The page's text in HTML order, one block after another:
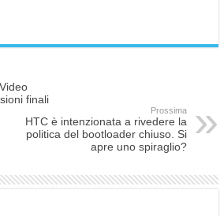
finali
Prossima
HTC è intenzionata a rivedere la
politica del bootloader chiuso. Si
apre uno spiraglio?